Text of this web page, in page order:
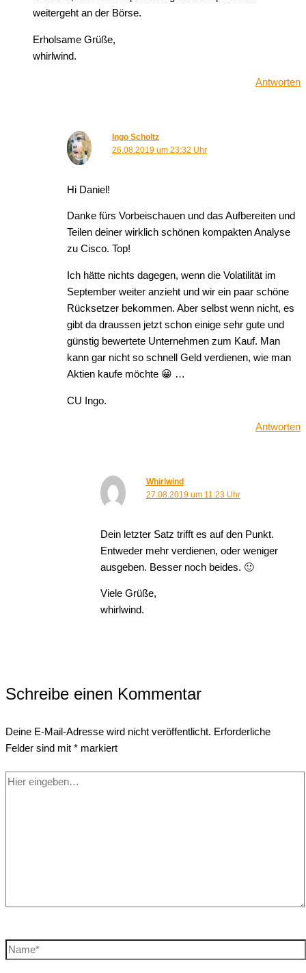
weitergeht an der Börse.
Erholsame Grüße,
whirlwind.
Antworten
Ingo Scholtz
26.08.2019 um 23:32 Uhr
Hi Daniel!
Danke fürs Vorbeischauen und das Aufbereiten und
Teilen deiner wirklich schönen kompakten Analyse
zu Cisco. Top!
Ich hätte nichts dagegen, wenn die Volatilität im
September weiter anzieht und wir ein paar schöne
Rücksetzer bekommen. Aber selbst wenn nicht, es
gibt da draussen jetzt schon einige sehr gute und
günstig bewertete Unternehmen zum Kauf. Man
kann gar nicht so schnell Geld verdienen, wie man
Aktien kaufe möchte 😀 …
CU Ingo.
Antworten
Whirlwind
27.08.2019 um 11:23 Uhr
Dein letzter Satz trifft es auf den Punkt.
Entweder mehr verdienen, oder weniger
ausgeben. Besser noch beides. 🙂
Viele Grüße,
whirlwind.
Schreibe einen Kommentar
Deine E-Mail-Adresse wird nicht veröffentlicht. Erforderliche
Felder sind mit * markiert
Hier
Name*